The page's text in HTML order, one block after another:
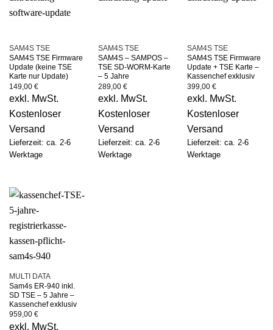
SAM4S TSE
SAM4S TSE Firmware
Update (keine TSE
Karte nur Update)
149,00 €
exkl. MwSt.
Kostenloser
Versand
Lieferzeit: ca. 2-6
Werktage
SAM4S TSE
SAM4S – SAMPOS –
TSE SD-WORM-Karte
– 5 Jahre
289,00 €
exkl. MwSt.
Kostenloser
Versand
Lieferzeit: ca. 2-6
Werktage
SAM4S TSE
SAM4S TSE Firmware
Update + TSE Karte –
Kassenchef exklusiv
399,00 €
exkl. MwSt.
Kostenloser
Versand
Lieferzeit: ca. 2-6
Werktage
MULTI DATA
Sam4s ER-940 inkl.
SD TSE – 5 Jahre –
Kassenchef exklusiv
959,00 €
exkl. MwSt.